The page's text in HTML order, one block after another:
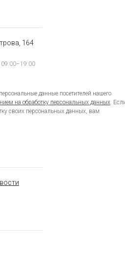
164
данные посетителей нашего
на обработку персональных данных.
своих персональных данных, вам